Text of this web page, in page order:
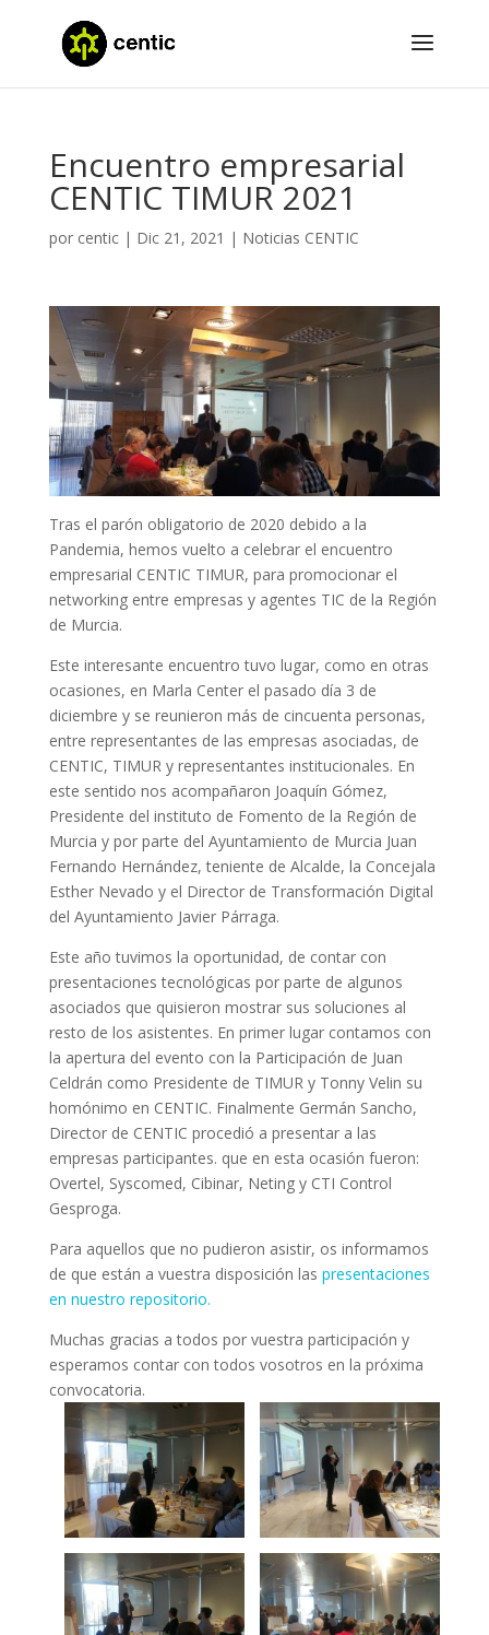
Encuentro empresarial
CENTIC TIMUR 2021
por centic| Dic 21, 2021 | Noticias CENTIC
Tras el parón obligatorio de 2020 debido a la
Pandemia, hemos vuelto a celebrar el encuentro
empresarial CENTIC TIMUR, para promocionar el
networking entre empresas y agentes TIC de la Región
de Murcia.
Este interesante encuentro tuvo lugar, como en otras
ocasiones, en Marla Center el pasado día 3 de
diciembre y se reunieron más de cincuenta personas,
entre representantes de las empresas asociadas, de
CENTIC, TIMUR y representantes institucionales. En
este sentido nos acompañaron Joaquín Gómez,
Presidente del instituto de Fomento de la Región de
Murcia y por parte del Ayuntamiento de Murcia Juan
Fernando Hernández, teniente de Alcalde, la Concejala
Esther Nevado y el Director de Transformación Digital
del Ayuntamiento Javier Párraga.
Este año tuvimos la oportunidad, de contar con
presentaciones tecnológicas por parte de algunos
asociados que quisieron mostrar sus soluciones al
resto de los asistentes. En primer lugar contamos con
la apertura del evento con la Participación de Juan
Celdrán como Presidente de TIMUR y Tonny Velin su
homónimo en CENTIC. Finalmente Germán Sancho,
Director de CENTIC procedió a presentar a las
empresas participantes. que en esta ocasión fueron:
Overtel, Syscomed, Cibinar, Neting y CTI Control
Gesproga.
Para aquellos que no pudieron asistir, os informamos
de que están a vuestra disposición las presentaciones
en nuestro repositorio.
Muchas gracias a todos por vuestra participación y
esperamos contar con todos vosotros en la próxima
convocatoria.